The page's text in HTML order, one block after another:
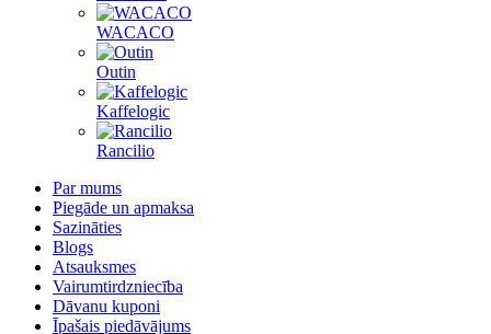
WACACO
Outin
Kaffelogic
Rancilio
Par mums
Piegāde un apmaksa
Sazināties
Blogs
Atsauksmes
Vairumtirdzniecība
Dāvanu kuponi
Īpašais piedāvājums